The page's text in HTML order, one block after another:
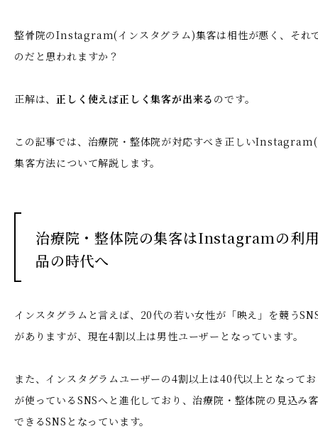
整骨院のInstagram(インスタグラム)集客は相性が悪く、それ
のだと思われますか？
正解は、 正しく使えば正しく集客が出来る のです。
この記事では、治療院・整体院が対応すべき正しい
集客方法について解説します。
治療院・整体院の集客はInstagramの利
品の時代へ
インスタグラムと言えば、20代の若い女性が「映え」を競う
がありますが、現在4割以上は男性ユーザーとなっています。
また、インスタグラムユーザーの4割以上は40代以上となって
が使っているSNSへと進化しており、治療院・整体院の見込み
できるSNSとなっています。